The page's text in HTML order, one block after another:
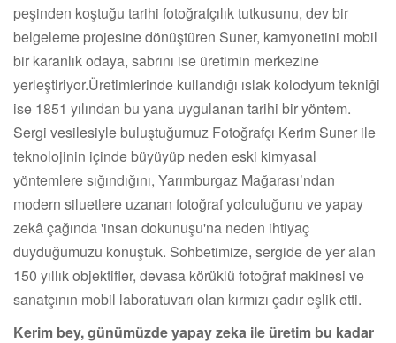
peşinden koştuğu tarihi fotoğrafçılık tutkusunu, dev bir
belgeleme projesine dönüştüren Suner, kamyonetini mobil
bir karanlık odaya, sabrını ise üretimin merkezine
yerleştiriyor.Üretimlerinde kullandığı ıslak kolodyum tekniği
ise 1851 yılından bu yana uygulanan tarihi bir yöntem.
Sergi vesilesiyle buluştuğumuz Fotoğrafçı Kerim Suner ile
teknolojinin içinde büyüyüp neden eski kimyasal
yöntemlere sığındığını, Yarımburgaz Mağarası’ndan
modern siluetlere uzanan fotoğraf yolculuğunu ve yapay
zekâ çağında 'insan dokunuşu'na neden ihtiyaç
duyduğumuzu konuştuk. Sohbetimize, sergide de yer alan
150 yıllık objektifler, devasa körüklü fotoğraf makinesi ve
sanatçının mobil laboratuvarı olan kırmızı çadır eşlik etti.
Kerim bey, günümüzde yapay zeka ile üretim bu kadar